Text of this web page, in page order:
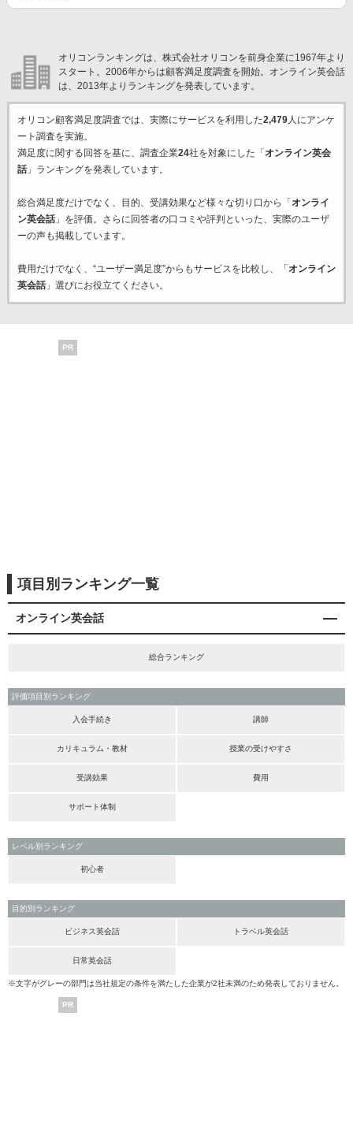
オリコンランキングは、株式会社オリコンを前身企業に1967年より
スタート。2006年からは顧客満足度調査を開始。オンライン英会話
は、2013年よりランキングを発表しています。
オリコン顧客満足度調査では、実際にサービスを利用した2,479人にアンケ
ート調査を実施。
満足度に関する回答を基に、調査企業24社を対象にした「 オンライン英会
話」ランキングを発表しています。
総合満足度だけでなく、目的、受講効果など様々な切り口から「 オンライ
ン英会話」を評価。さらに回答者の口コミや評判といった、実際のユーザ
ーの声も掲載しています。
費用だけでなく、“ユーザー満足度”からもサービスを比較し、「 オンライン
英会話」選びにお役立てください。
PR
項目別ランキング一覧
オンライン英会話
総合ランキング
評価項目別ランキング
入会手続き 講師
カリキュラム・教材 授業の受けやすさ
受講効果 費用
サポート体制
レベル別ランキング
初心者
目的別ランキング
ビジネス英会話 トラベル英会話
日常英会話
※文字がグレーの部門は当社規定の条件を満たした企業が2社未満のため発表しておりません。
PR